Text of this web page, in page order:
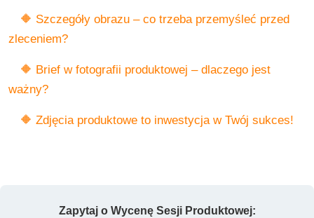
🔶 Szczegóły obrazu – co trzeba przemyśleć przed
zleceniem?
🔶 Brief w fotografii produktowej – dlaczego jest
ważny?
🔶 Zdjęcia produktowe to inwestycja w Twój sukces!
Zapytaj o Wycenę Sesji Produktowej: